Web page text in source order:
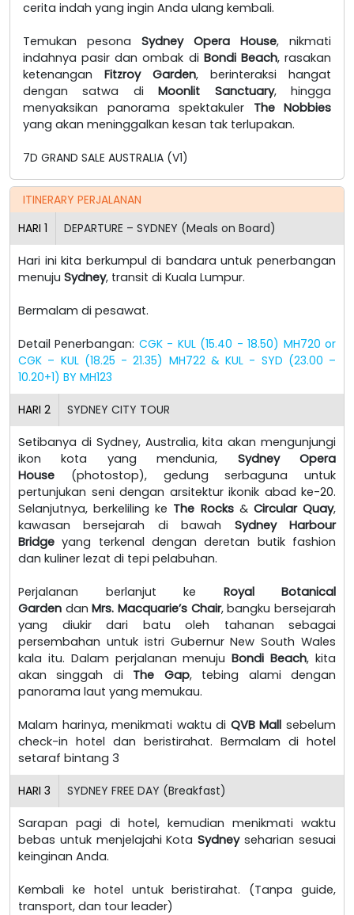
cerita indah yang ingin Anda ulang kembali.
Temukan pesona Sydney Opera House, nikmati
indahnya pasir dan ombak di Bondi Beach, rasakan
ketenangan Fitzroy Garden, berinteraksi hangat
dengan satwa diMoonlit Sanctuary, hingga
menyaksikan panorama spektakuler The Nobbies
yang akan meninggalkan kesan tak terlupakan.
7D GRAND SALE AUSTRALIA (V1)
ITINERARY PERJALANAN
HARI 1 DEPARTURE – SYDNEY (Meals on Board)
Hari ini kita berkumpul di bandara untuk penerbangan
menuju Sydney, transit di Kuala Lumpur.
Bermalam di pesawat.
Detail Penerbangan: CGK - KUL (15.40 - 18.50) MH720 or
CGK – KUL (18.25 - 21.35) MH722 & KUL - SYD (23.00 –
10.20+1) BY MH123
HARI 2 SYDNEY CITY TOUR
Setibanya di Sydney, Australia, kita akan mengunjungi
ikon kota yang mendunia, Sydney Opera
House (photostop), gedung serbaguna untuk
pertunjukan seni dengan arsitektur ikonik abad ke-20.
Selanjutnya, berkeliling ke The Rocks& Circular Quay,
kawasan bersejarah di bawah Sydney Harbour
Bridge yang terkenal dengan deretan butik fashion
dan kuliner lezat di tepi pelabuhan.
Perjalanan berlanjut ke Royal Botanical
Garden danMrs. Macquarie’s Chair, bangku bersejarah
yang diukir dari batu oleh tahanan sebagai
persembahan untuk istri Gubernur New South Wales
kala itu. Dalam perjalanan menujuBondi Beach, kita
akan singgah di The Gap, tebing alami dengan
panorama laut yang memukau.
Malam harinya, menikmati waktu di QVB Mall sebelum
check-in hotel dan beristirahat. Bermalam di hotel
setaraf bintang 3
HARI 3 SYDNEY FREE DAY (Breakfast)
Sarapan pagi di hotel, kemudian menikmati waktu
bebas untuk menjelajahi KotaSydneyseharian sesuai
keinginan Anda.
Kembali ke hotel untuk beristirahat. (Tanpa guide,
transport, dan tour leader)